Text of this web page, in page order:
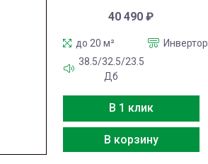
40 490₽
до 20 м²
Инвертор
38.5/32.5/23.5
Дб
В 1 клик
В корзину